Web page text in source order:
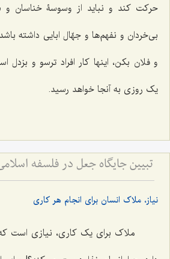
حرکت کند و نباید از وسوسۀ خناسان و
بی‌خردان و نفهم‌ها و جهّال ابایی داشته
و فلان بکن، اینها کار افراد ترسو و بزدل
یک روزی به آنجا خواهد رسید.
نیاز، ملاک انسان برای انجام هر کاری
ملاک برای یک کاری، نیازی است